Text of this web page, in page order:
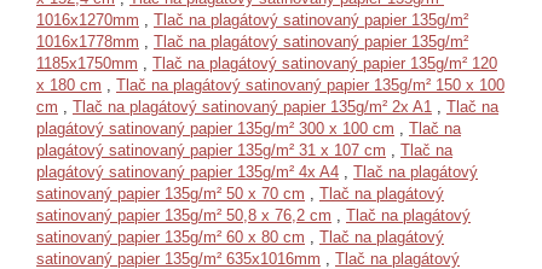
1016x1270mm
Tlač na plagátový satinovaný papier 135g/m²
1016x1778mm
Tlač na plagátový satinovaný papier 135g/m²
1185x1750mm
Tlač na plagátový satinovaný papier 135g/m² 120
x 180 cm
Tlač na plagátový satinovaný papier 135g/m² 150 x 100
cm
Tlač na plagátový satinovaný papier 135g/m² 2x A1
Tlač na
plagátový satinovaný papier 135g/m² 300 x 100 cm
Tlač na
plagátový satinovaný papier 135g/m² 31 x 107 cm
Tlač na
plagátový satinovaný papier 135g/m² 4x A4
Tlač na plagátový
satinovaný papier 135g/m² 50 x 70 cm
Tlač na plagátový
satinovaný papier 135g/m² 50,8 x 76,2 cm
Tlač na plagátový
satinovaný papier 135g/m² 60 x 80 cm
Tlač na plagátový
satinovaný papier 135g/m² 635x1016mm
Tlač na plagátový